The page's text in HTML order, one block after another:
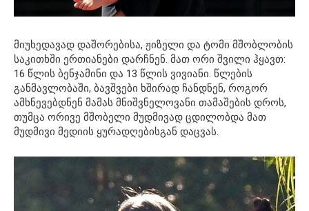
მიუხედავად დაშორებისა, ჟიზელი და ტომი მშობლობის
საკითხში ერთიანები დარჩნენ. მათ ორი შვილი ჰყავთ:
16 წლის ბენჯამინი და 13 წლის ვივიანი. წლების
განმავლობაში, ბავშვები ხშირად ჩანდნენ, როგორ
ამხნევებდნენ მამას მნიშვნელოვანი თამაშების დროს,
თუმცა ორივე მშობელი მუდმივად ცდილობდა მათ
მუდმივი მედიის ყურადღებისგან დაცვას.